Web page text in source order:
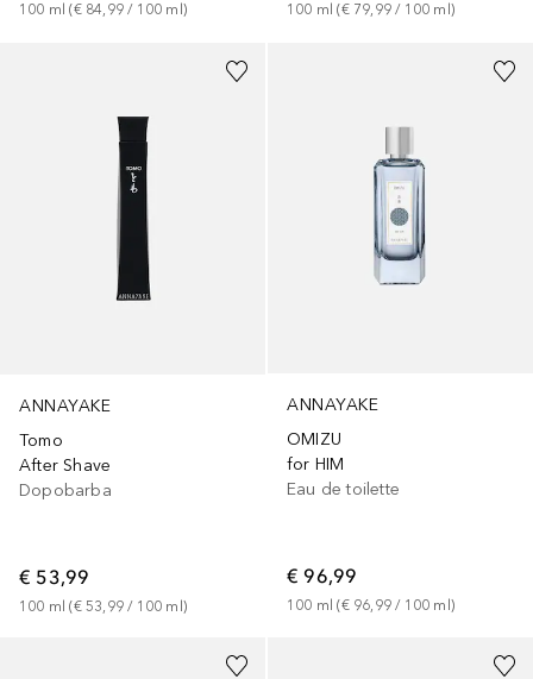
100 ml (€ 84,99 / 100 ml ) 100 ml (€ 79,99 / 100 ml )
ANNAYAKE
Tomo
After Shave
Dopobarba
€ 53,99
100 ml (€ 53,99 / 100 ml )
ANNAYAKE
OMIZU
for HIM
Eau de toilette
€ 96,99
100 ml (€ 96,99 / 100 ml )